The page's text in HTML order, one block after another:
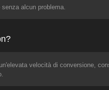
alcun problema.
velocità di conversione,